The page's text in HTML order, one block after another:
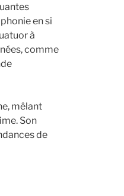
en si
à
comme
mêlant
Son
de